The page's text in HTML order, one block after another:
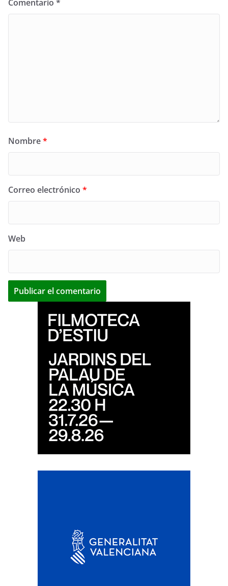
Comentario *
Nombre*
Correo electrónico *
Web